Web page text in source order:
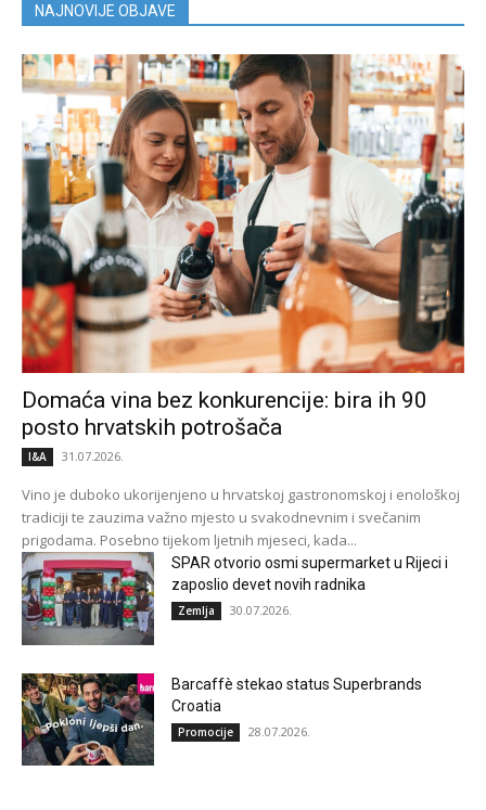
NAJNOVIJE OBJAVE
Domaća vina bez konkurencije: bira ih 90
posto hrvatskih potrošača
I&A 31.07.2026.
Vino je duboko ukorijenjeno u hrvatskoj gastronomskoj i enološkoj
tradiciji te zauzima važno mjesto u svakodnevnim i svečanim
prigodama. Posebno tijekom ljetnih mjeseci, kada...
SPAR otvorio osmi supermarket u Rijeci i
zaposlio devet novih radnika
Zemlja 30.07.2026.
Barcaffè stekao status Superbrands
Croatia
Promocije 28.07.2026.